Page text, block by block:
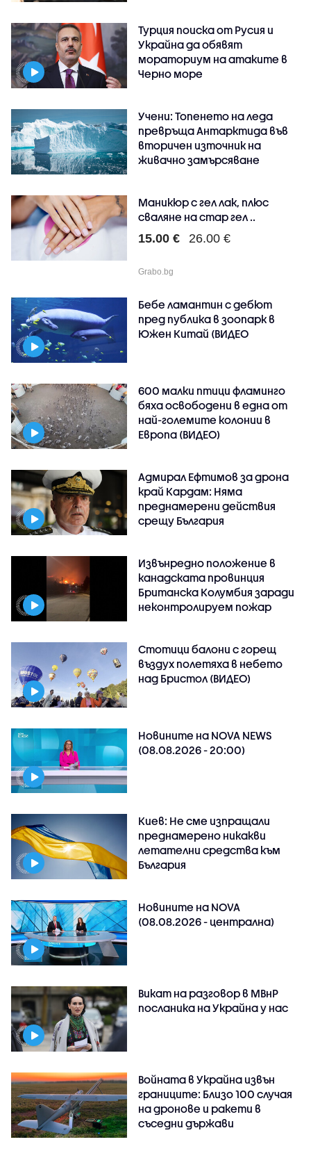
Турция поиска от Русия и
Украйна да обявят
мораториум на атаките в
Черно море
Учени: Топенето на леда
превръща Антарктида във
вторичен източник на
живачно замърсяване
Маникюр с гел лак, плюс
сваляне на стар гел ..
15.00 € 26.00 €
Grabo.bg
Бебе ламантин с дебют
пред публика в зоопарк в
Южен Китай (ВИДЕО
600 малки птици фламинго
бяха освободени в една от
най-големите колонии в
Европа (ВИДЕО)
Адмирал Ефтимов за дрона
край Кардам: Няма
преднамерени действия
срещу България
Извънредно положение в
канадската провинция
Британска Колумбия заради
неконтролируем пожар
Стотици балони с горещ
въздух полетяха в небето
над Бристол (ВИДЕО)
Новините на NOVA NEWS
(08.08.2026 - 20:00)
Киев: Не сме изпращали
преднамерено никакви
летателни средства към
България
Новините на NOVA
(08.08.2026 - централна)
Викат на разговор в МВнР
посланика на Украйна у нас
Войната в Украйна извън
границите: Близо 100 случая
на дронове и ракети в
съседни държави